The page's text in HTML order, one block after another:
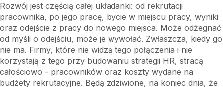
Rozwój jest częścią całej układanki: od rekrutacji
pracownika, po jego pracę, bycie w miejscu pracy, wyniki
oraz odejście z pracy do nowego miejsca. Może odżegnać
od myśli o odejściu, może je wywołać. Zwłaszcza, kiedy go
nie ma. Firmy, które nie widzą tego połączenia i nie
korzystają z tego przy budowaniu strategii HR, stracą
całościowo - pracowników oraz koszty wydane na
budżety rekrutacyjne. Będą zdziwione, na koniec dnia, że